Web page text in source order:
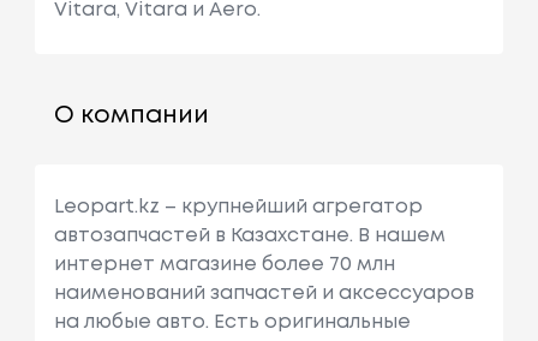
Vitara, Vitara и Aero.
О компании
Leopart.kz – крупнейший агрегатор
автозапчастей в Казахстане. В нашем
интернет магазине более 70 млн
наименований запчастей и аксессуаров
на любые авто. Есть оригинальные